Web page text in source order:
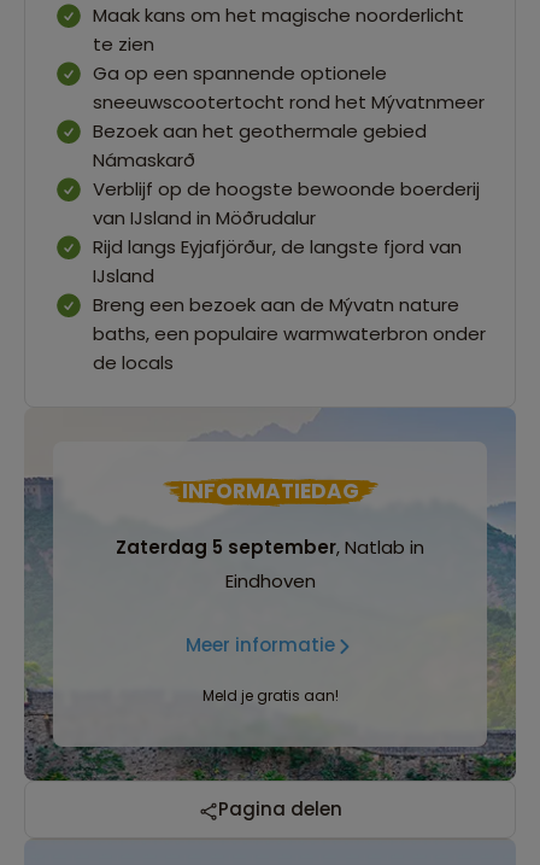
Maak kans om het magische noorderlicht
te zien
Ga op een spannende optionele
sneeuwscootertocht rond het Mývatnmeer
Bezoek aan het geothermale gebied
Námaskarð
Verblijf op de hoogste bewoonde boerderij
van IJsland in Möðrudalur
Rijd langs Eyjafjörður, de langste fjord van
IJsland
Breng een bezoek aan de Mývatn nature
baths, een populaire warmwaterbron onder
de locals
INFORMATIEDAG
Zaterdag 5 september, Natlab in
Eindhoven
Meer informatie
Meld je gratis aan!
Pagina delen